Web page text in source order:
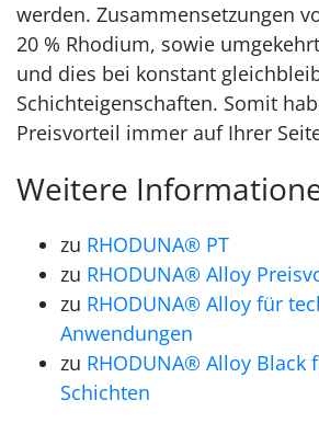
werden. Zusammensetzungen
20 % Rhodium, sowie
und dies bei konstant
Schichteigenschaften. Somit
Preisvorteil immer auf Ihrer
Weitere
zu RHODUNA® PT
zu RHODUNA® Alloy
zu RHODUNA® Alloy für
Anwendungen
zu RHODUNA® Alloy Black
Schichten